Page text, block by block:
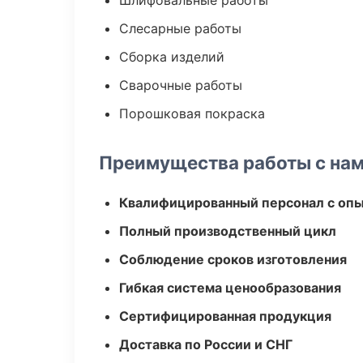
Слесарные работы
Сборка изделий
Сварочные работы
Порошковая покраска
Преимущества работы с
Квалифицированный персонал с
Полный производственный цикл
Соблюдение сроков изготовления
Гибкая система ценообразования
Сертифицированная продукция
Доставка по России и СНГ